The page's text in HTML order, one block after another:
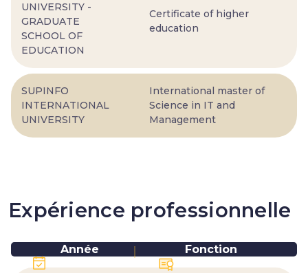
UNIVERSITY -
GRADUATE
SCHOOL OF
EDUCATION
Certificate of higher
education
SUPINFO
INTERNATIONAL
UNIVERSITY
International master of
Science in IT and
Management
Expérience professionnelle
Année Fonction